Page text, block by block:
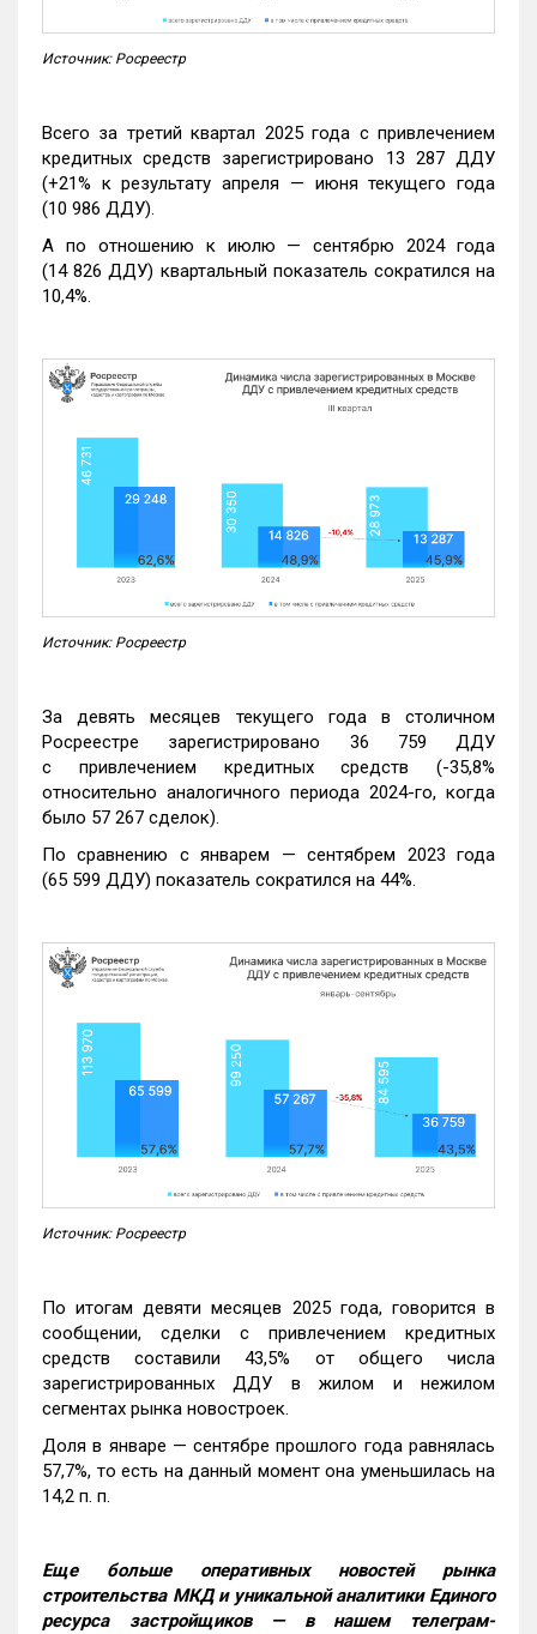
Источник: Росреестр
Всего за третий квартал 2025 года с привлечением
кредитных средств зарегистрировано 13 287 ДДУ
(+21% к результату апреля — июня текущего года
(10 986 ДДУ).
А по отношению к июлю — сентябрю 2024 года
(14 826 ДДУ) квартальный показатель сократился на
10,4%.
Источник: Росреестр
За девять месяцев текущего года в столичном
Росреестре зарегистрировано 36 759 ДДУ
с привлечением кредитных средств (-35,8%
относительно аналогичного периода 2024-го, когда
было 57 267 сделок).
По сравнению с январем — сентябрем 2023 года
(65 599 ДДУ) показатель сократился на 44%.
Источник: Росреестр
По итогам девяти месяцев 2025 года, говорится в
сообщении, сделки с привлечением кредитных
средств составили 43,5% от общего числа
зарегистрированных ДДУ в жилом и нежилом
сегментах рынка новостроек.
Доля в январе — сентябре прошлого года равнялась
57,7%, то есть на данный момент она уменьшилась на
14,2 п. п.
Еще больше оперативных новостей рынка
строительства МКД и уникальной аналитики Единого
ресурса застройщиков — в нашем телеграм-